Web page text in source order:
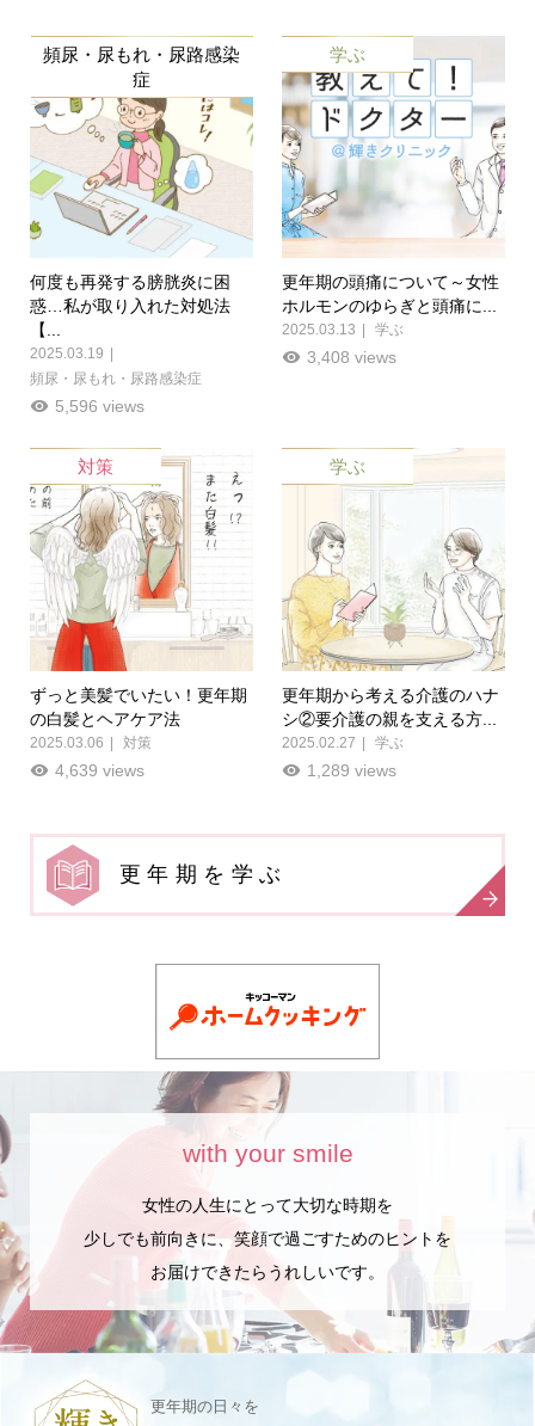
頻尿・尿もれ・尿路感染
症
何度も再発する膀胱炎に困
惑…私が取り入れた対処法
【...
2025.03.19
頻尿・尿もれ・尿路感染症
5,596 views
学ぶ
更年期の頭痛について～女性
ホルモンのゆらぎと頭痛に...
2025.03.13 学ぶ
3,408 views
対策
ずっと美髪でいたい！更年期
の白髪とヘアケア法
2025.03.06 対策
4,639 views
学ぶ
更年期から考える介護のハナ
シ②要介護の親を支える方...
2025.02.27 学ぶ
1,289 views
更年期を学ぶ
with your smile
女性の人生にとって大切な時期を
少しでも前向きに、笑顔で過ごすためのヒントを
お届けできたらうれしいです。
更年期の日々を